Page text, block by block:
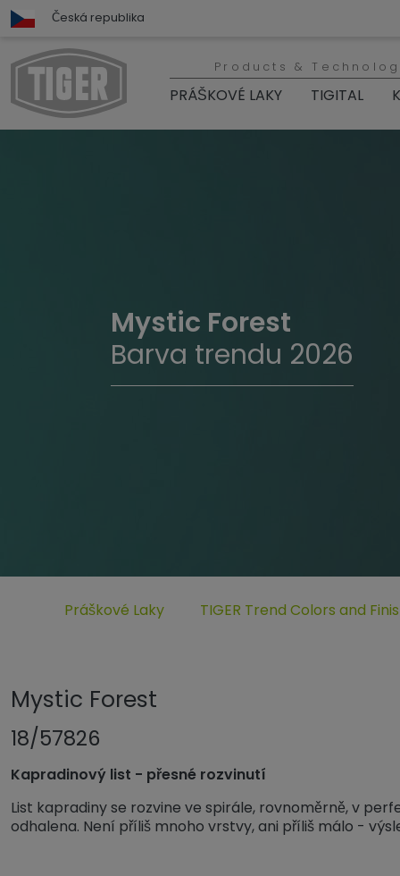
Česká republika
Products &
PRÁŠKOVÉ LAKY TIGITAL
Mystic Forest
Barva trendu 2026
Untermenü öffnen für „www.tiger-coatings.com“
Práškové Laky Untermenü öffnen für
TIGER Trend Colors and
Mystic Forest
18/57826
Kapradinový list - přesné rozvinutí
List kapradiny se rozvine ve spirále, rovnoměrně, v
odhalena. Není příliš mnoho vrstvy, ani příliš málo -